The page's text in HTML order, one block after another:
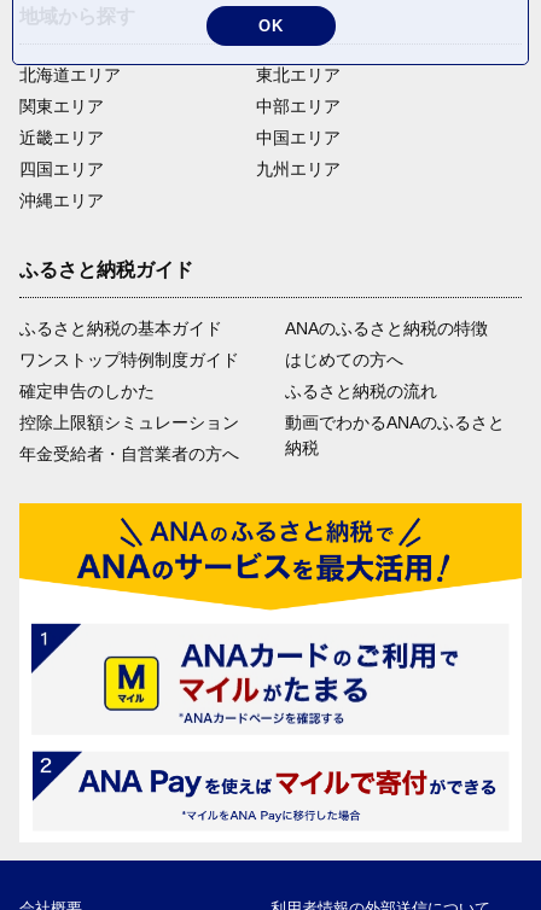
北海道エリア
関東エリア
近畿エリア
四国エリア
沖縄エリア
東北エリア
中部エリア
中国エリア
九州エリア
ふるさと納税ガイド
ふるさと納税の基本ガイド
ワンストップ特例制度ガイド
確定申告のしかた
控除上限額シミュレーション
年金受給者・自営業者の方へ
ANAのふるさと納税の特徴
はじめての方へ
ふるさと納税の流れ
動画でわかるANAのふるさと
納税
OK